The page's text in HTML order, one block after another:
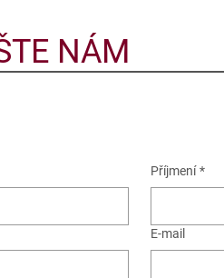
NÁM
Příjmení *
E‑mail